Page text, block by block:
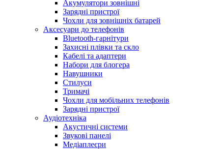
Акумулятори зовнішні
Зарядні пристрої
Чохли для зовнішніх батарей
Аксесуари до телефонів
Bluetooth-гарнітури
Захисні плівки та скло
Кабелі та адаптери
Набори для блогера
Навушники
Стилуси
Тримачі
Чохли для мобільних телефонів
Зарядні пристрої
Аудіотехніка
Акустичні системи
Звукові панелі
Медіаплеєри